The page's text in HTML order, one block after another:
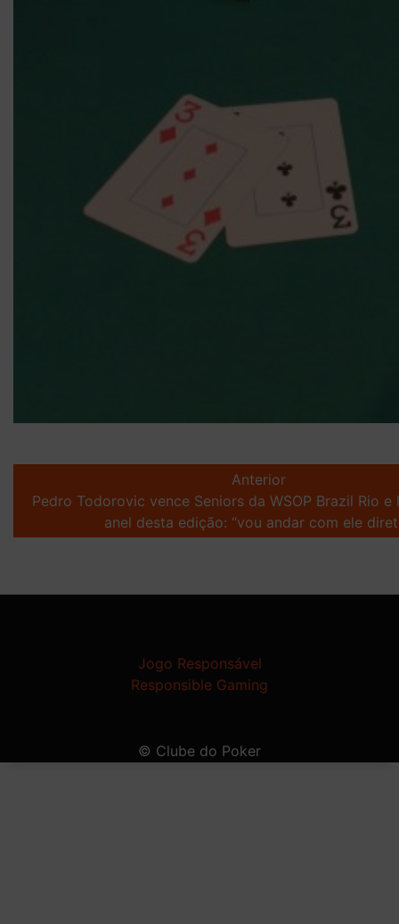
navigation
Anterior
Pedro Todorovic vence Seniors da WSOP Brazil Rio
anel desta edição: “vou andar com ele
Jogo Responsável
Responsible Gaming
© Clube do Poker